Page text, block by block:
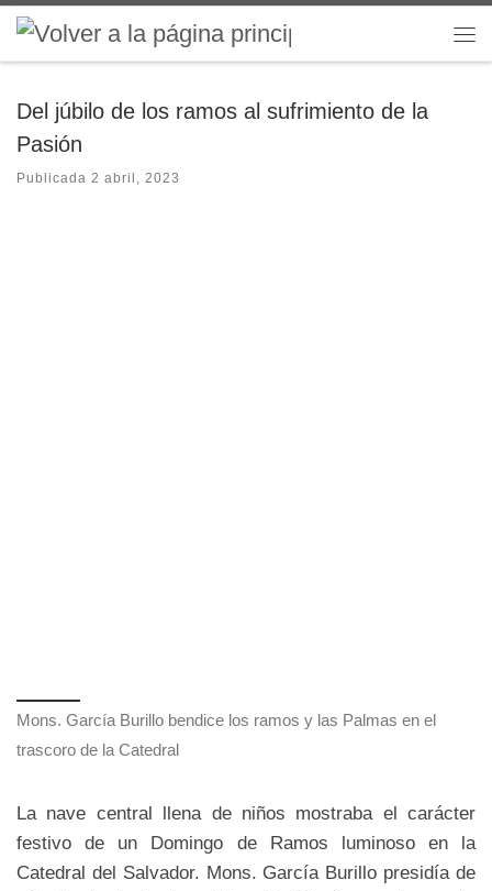
Saltar al contenido
Del júbilo de los ramos al sufrimiento de la
Pasión
Publicada 2 abril, 2023
Mons. García Burillo bendice los ramos y las Palmas en el
trascoro de la Catedral
La nave central llena de niños mostraba el carácter
festivo de un Domingo de Ramos luminoso en la
Catedral del Salvador. Mons. García Burillo presidía de